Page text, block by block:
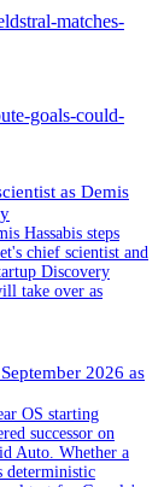
matches-
goals-could-
as Demis
Hassabis steps
chief scientist and
Discovery
take over as
2026 as
OS starting
successor on
Auto. Whether a
deterministic